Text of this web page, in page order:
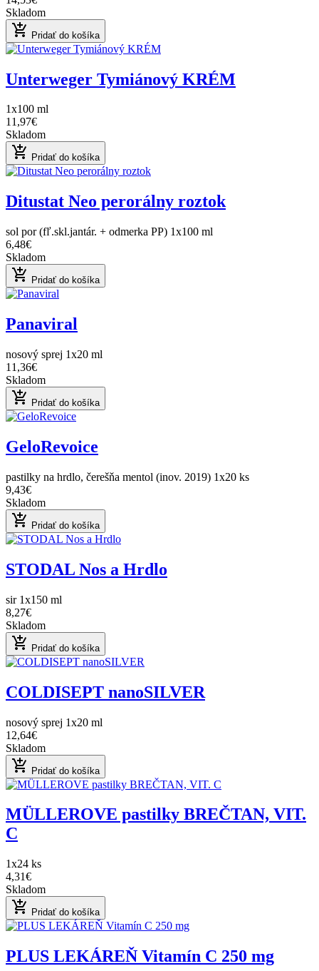
Skladom
add_shopping_cart Pridať do košíka
Unterweger Tymiánový KRÉM
1x100 ml
11,97€
Skladom
add_shopping_cart Pridať do košíka
Ditustat Neo perorálny roztok
sol por (fľ.skl.jantár. + odmerka PP) 1x100 ml
6,48€
Skladom
add_shopping_cart Pridať do košíka
Panaviral
nosový sprej 1x20 ml
11,36€
Skladom
add_shopping_cart Pridať do košíka
GeloRevoice
pastilky na hrdlo, čerešňa mentol (inov. 2019) 1x20 ks
9,43€
Skladom
add_shopping_cart Pridať do košíka
STODAL Nos a Hrdlo
sir 1x150 ml
8,27€
Skladom
add_shopping_cart Pridať do košíka
COLDISEPT nanoSILVER
nosový sprej 1x20 ml
12,64€
Skladom
add_shopping_cart Pridať do košíka
MÜLLEROVE pastilky BREČTAN, VIT.
C
1x24 ks
4,31€
Skladom
add_shopping_cart Pridať do košíka
PLUS LEKÁREŇ Vitamín C 250 mg